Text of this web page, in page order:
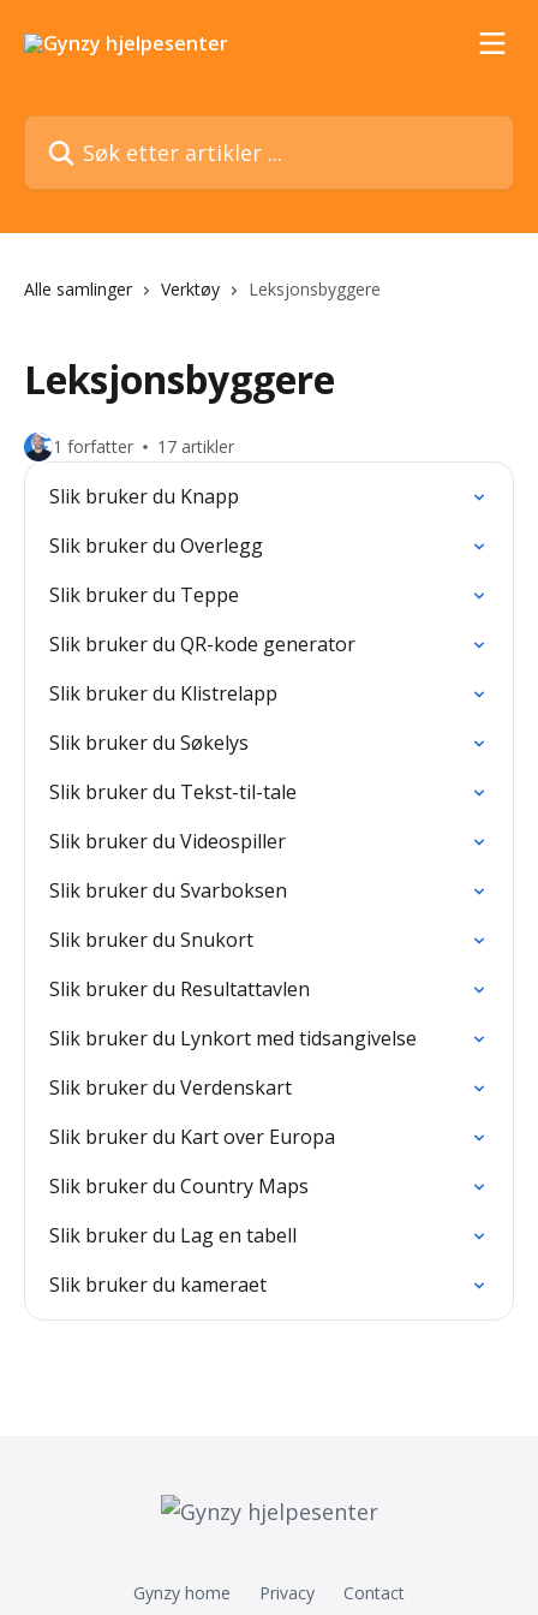
Søk etter artikler ...
Alle samlinger Verktøy Leksjonsbyggere
Leksjonsbyggere
1 forfatter 17 artikler
Slik bruker du Knapp
Slik bruker du Overlegg
Slik bruker du Teppe
Slik bruker du QR-kode generator
Slik bruker du Klistrelapp
Slik bruker du Søkelys
Slik bruker du Tekst-til-tale
Slik bruker du Videospiller
Slik bruker du Svarboksen
Slik bruker du Snukort
Slik bruker du Resultattavlen
Slik bruker du Lynkort med tidsangivelse
Slik bruker du Verdenskart
Slik bruker du Kart over Europa
Slik bruker du Country Maps
Slik bruker du Lag en tabell
Slik bruker du kameraet
Gynzy home Privacy Contact